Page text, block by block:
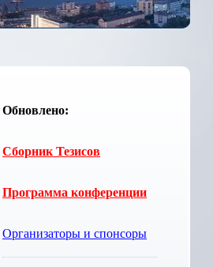
Обновлено:
Сборник Тезисов
Программа конференции
Организаторы и спонсоры